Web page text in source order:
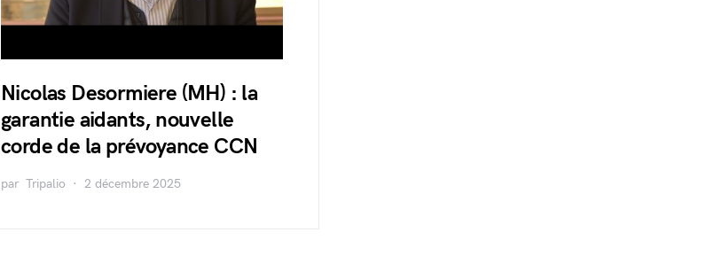
Nicolas Desormiere (MH) : la
garantie aidants, nouvelle
corde de la prévoyance CCN
par Tripalio 2 décembre 2025